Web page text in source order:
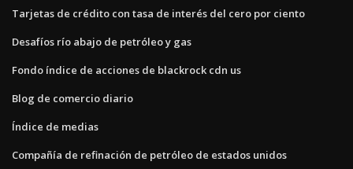
Tarjetas de crédito con tasa de interés del cero por ciento
Desafíos río abajo de petróleo y gas
Fondo índice de acciones de blackrock cdn us
Blog de comercio diario
Índice de medias
Compañía de refinación de petróleo de estados unidos